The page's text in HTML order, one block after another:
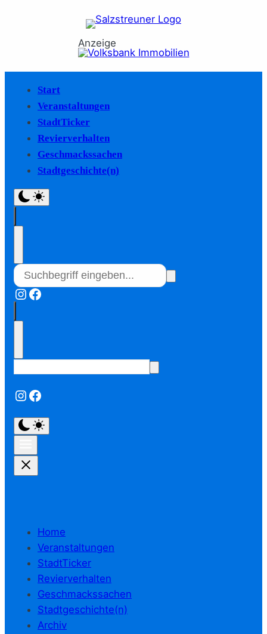
Anzeige
Start
Veranstaltungen
StadtTicker
Revierverhalten
Geschmackssachen
Stadtgeschichte(n)
Instagram
Facebook
Instagram
Facebook
Home
Veranstaltungen
StadtTicker
Revierverhalten
Geschmackssachen
Stadtgeschichte(n)
Archiv